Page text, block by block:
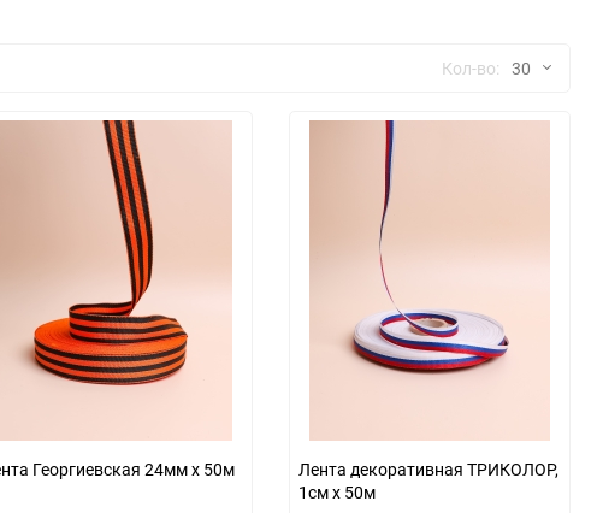
Кол-во: 30
Георгиевская 24мм х 50м
Лента декоративная ТРИКОЛОР,
1см x 50м